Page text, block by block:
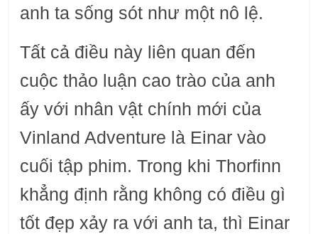
anh ta sống sót như một nô lệ.
Tất cả điều này liên quan đến
cuộc thảo luận cao trào của anh
ấy với nhân vật chính mới của
Vinland Adventure là Einar vào
cuối tập phim. Trong khi Thorfinn
khẳng định rằng không có điều gì
tốt đẹp xảy ra với anh ta, thì Einar